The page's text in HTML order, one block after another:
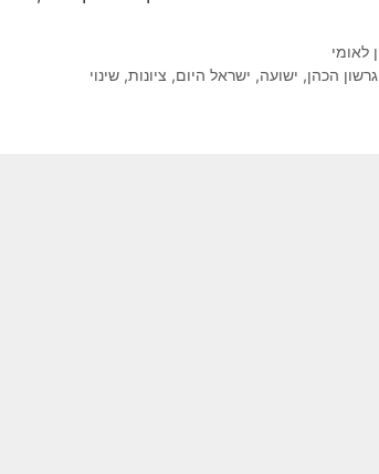
לאומי
גרשון הכהן, ישועה, ישראל היום, ציונות, שינוי